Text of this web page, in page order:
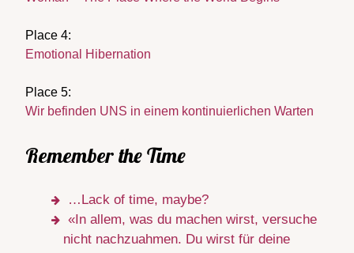
Place 4:
Emotional Hibernation
Place 5:
Wir befinden UNS in einem kontinuierlichen Warten
Remember the Time
…Lack of time, maybe?
«In allem, was du machen wirst, versuche
nicht nachzuahmen. Du wirst für deine